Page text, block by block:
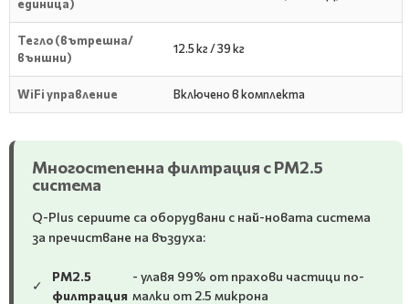
единица)
Тегло (вътрешна/
външни)
12.5 кг / 39 кг
WiFi управление Включено в комплекта
Многостепенна филтрация с PM2.5
система
Q-Plus сериите са оборудвани с най-новата система
за пречистване на въздуха:
✓
PM2.5
филтрация
- улавя 99% от прахови частици по-
малки от 2.5 микрона